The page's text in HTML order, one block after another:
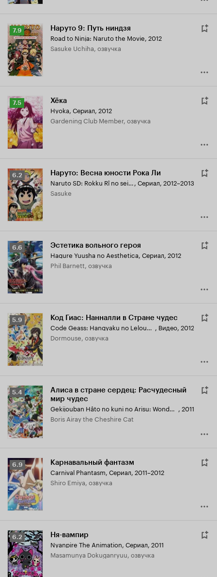
Рейтинг
Кинопоиска
7.9
7.9 Наруто 9: Путь ниндзя
Road to Ninja: Naruto the Movie, 2012
Sasuke Uchiha, озвучка
Рейтинг
Кинопоиска
7.5
7.5 Хёка
Hyoka, Сериал, 2012
Gardening Club Member, озвучка
Рейтинг
Кинопоиска
6.2
6.2 Наруто: Весна юности Рока Ли
Naruto SD: Rokku Rî no seishun Furu Pawâ ninden, Сериал, 2012–2013
Sasuke
Рейтинг
Кинопоиска
6.6
6.6 Эстетика вольного героя
Hagure Yuusha no Aesthetica, Сериал, 2012
Phil Barnett, озвучка
Рейтинг
Кинопоиска
5.9
5.9 Код Гиас: Нанналли в Стране чудес
Code Geass: Hangyaku no Lelouch - Nunnally in Wonderland , Видео, 2012
Dormouse, озвучка
Рейтинг
Кинопоиска
5.4
5.4
Алиса в стране сердец: Расчудесный
мир чудес
Gekijouban Hâto no kuni no Arisu: Wonderful Wonder World , 2011
Boris Airay the Cheshire Cat
Рейтинг
Кинопоиска
6.9
6.9 Карнавальный фантазм
Carnival Phantasm, Сериал, 2011–2012
Shiro Emiya, озвучка
Рейтинг
Кинопоиска
6.2
6.2 Ня-вампир
Nyanpire The Animation, Сериал, 2011
Masamunya Dokuganryuu, озвучка